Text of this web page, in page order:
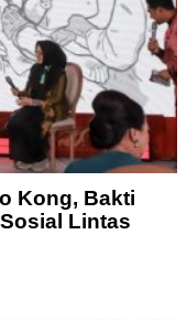
Kong, Bakti
Lintas